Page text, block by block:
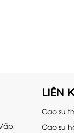
LIÊN
Cao su
Cao su